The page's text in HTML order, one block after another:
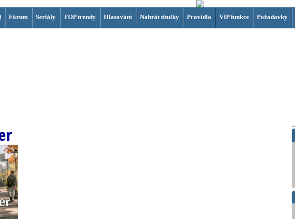
Fórum Seriály TOP trendy Hlasování Nahrát titulky Pravidla VIP funkce Požadavky